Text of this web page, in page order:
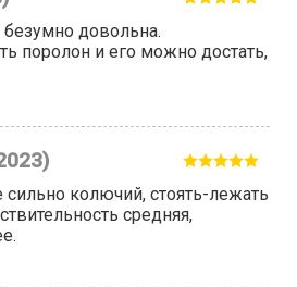
довольна.
поролон и его можно достать,
колючий, стоять-лежать
средняя,